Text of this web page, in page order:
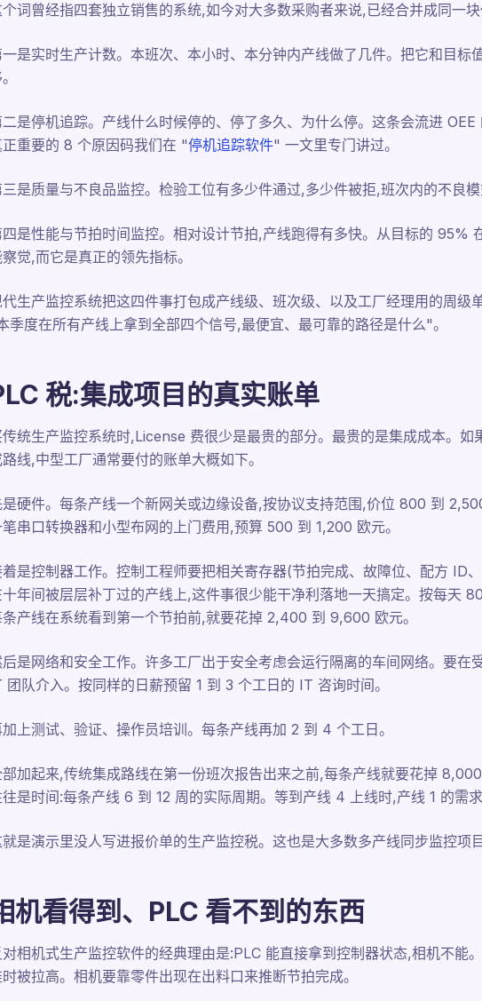
词曾经指四套独立销售的系统,如今对大多数采购者来说,已经合并成同一块
一是实时生产计数。本班次、本小时、本分钟内产线做了几件。把它和目标
二是停机追踪。产线什么时候停的、停了多久、为什么停。这条会流进 OEE
正重要的 8 个原因码我们在 "停机追踪软件" 一文里专门讲过。
三是质量与不良品监控。检验工位有多少件通过,多少件被拒,班次内的不良模
四是性能与节拍时间监控。相对设计节拍,产线跑得有多快。从目标的 95%
觉,而它是真正的领先指标。
生产监控系统把这四件事打包成产线级、班次级、以及工厂经理用的周
季度在所有产线上拿到全部四个信号,最便宜、最可靠的路径是什么"。
税:集成项目的真实账单
传统生产监控系统时,License 费很少是最贵的部分。最贵的是集成成本。
路线,中型工厂通常要付的账单大概如下。
是硬件。每条产线一个新网关或边缘设备,按协议支持范围,价位 800 到
串口转换器和小型布网的上门费用,预算 500 到 1,200 欧元。
是控制器工作。控制工程师要把相关寄存器(节拍完成、故障位、配方 ID
年间被层层补丁过的产线上,这件事很少能干净利落地一天搞定。按每天
产线在系统看到第一个节拍前,就要花掉 2,400 到 9,600 欧元。
后是网络和安全工作。许多工厂出于安全考虑会运行隔离的车间网络。要
团队介入。按同样的日薪预留 1 到 3 个工日的 IT 咨询时间。
上测试、验证、操作员培训。每条产线再加 2 到 4 个工日。
加起来,传统集成路线在第一份班次报告出来之前,每条产线就要花掉
是时间:每条产线 6 到 12 周的实际周期。等到产线 4 上线时,产线 1 的需求
是演示里没人写进报价单的生产监控税。这也是大多数多产线同步监控项
机看得到、PLC 看不到的东西
对相机式生产监控软件的经典理由是:PLC 能直接拿到控制器状态,相机不能
时被拉高。相机要靠零件出现在出料口来推断节拍完成。